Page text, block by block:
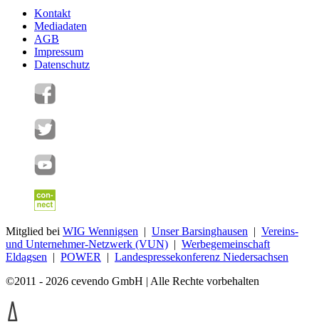
Kontakt
Mediadaten
AGB
Impressum
Datenschutz
Mitglied bei WIG Wennigsen | Unser Barsinghausen | Vereins-
und Unternehmer-Netzwerk (VUN) | Werbegemeinschaft
Eldagsen | POWER | Landespressekonferenz Niedersachsen
©2011 - 2026 cevendo GmbH | Alle Rechte vorbehalten